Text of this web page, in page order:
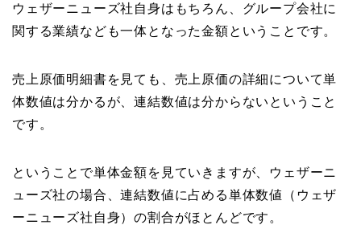
ウェザーニューズ社自身はもちろん、グループ会社に
関する業績なども一体となった金額ということです。
売上原価明細書を見ても、売上原価の詳細について単
体数値は分かるが、連結数値は分からないということ
です。
ということで単体金額を見ていきますが、ウェザーニ
ューズ社の場合、連結数値に占める単体数値（ウェザ
ーニューズ社自身）の割合がほとんどです。